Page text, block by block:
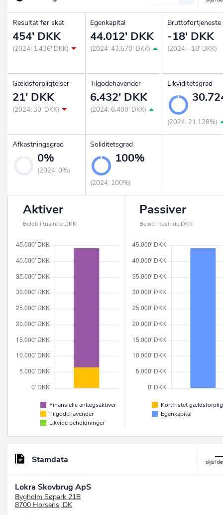
Resultat før skat
454' DKK
(2024: 1.436' DKK)
Egenkapital
44.012' DKK
(2024: 43.570' DKK)
Bruttofortjeneste
-18' DKK
(2024: -18' DKK)
Gældsforpligtelser
21' DKK
(2024: 30' DKK)
Tilgodehavender
6.432' DKK
(2024: 6.400' DKK)
Likviditetsgrad
(2024: 21.128%)
Afkastningsgrad
0%
(2024: 0%)
Soliditetsgrad
100%
(2024: 100%)
Aktiver
Beløb i tusinde DKK
Finansielle anlægsaktiver
Tilgodehavender
Likvide beholdninger
Passiver
Beløb i tusinde DKK
Kortfristet
Egenkapital
Stamdata
Lokra Skovbrug ApS
Bygholm Søpark 21B
8700 Horsens, DK